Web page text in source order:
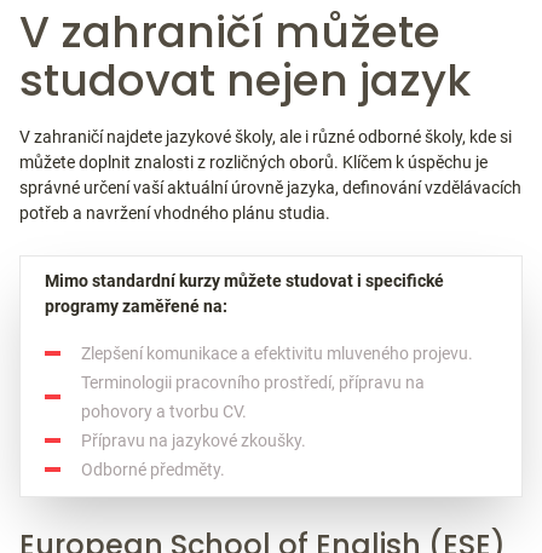
V zahraničí můžete
studovat nejen jazyk
V zahraničí najdete jazykové školy, ale i různé odborné školy, kde si
můžete doplnit znalosti z rozličných oborů. Klíčem k úspěchu je
správné určení vaší aktuální úrovně jazyka, definování vzdělávacích
potřeb a navržení vhodného plánu studia.
Mimo standardní kurzy můžete studovat i specifické
programy zaměřené na:
Zlepšení komunikace a efektivitu mluveného projevu.
Terminologii pracovního prostředí, přípravu na
pohovory a tvorbu CV.
Přípravu na jazykové zkoušky.
Odborné předměty.